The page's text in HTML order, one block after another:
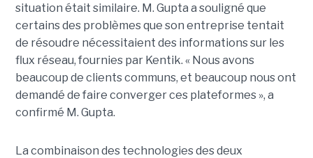
situation était similaire. M. Gupta a souligné que
certains des problèmes que son entreprise tentait
de résoudre nécessitaient des informations sur les
flux réseau, fournies par Kentik. « Nous avons
beaucoup de clients communs, et beaucoup nous ont
demandé de faire converger ces plateformes », a
confirmé M. Gupta.
La combinaison des technologies des deux